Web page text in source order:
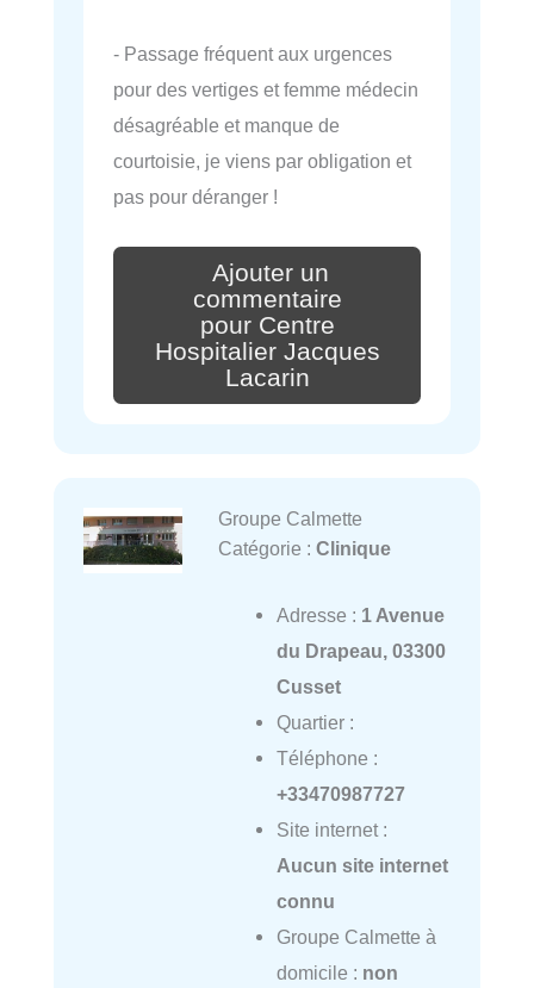
- Passage fréquent aux urgences
pour des vertiges et femme médecin
désagréable et manque de
courtoisie, je viens par obligation et
pas pour déranger !
Ajouter un
commentaire
pour Centre
Hospitalier Jacques
Lacarin
Groupe Calmette
Catégorie : Clinique
Adresse : 1 Avenue
du Drapeau, 03300
Cusset
Quartier :
Téléphone :
+33470987727
Site internet :
Aucun site internet
connu
Groupe Calmette à
domicile : non